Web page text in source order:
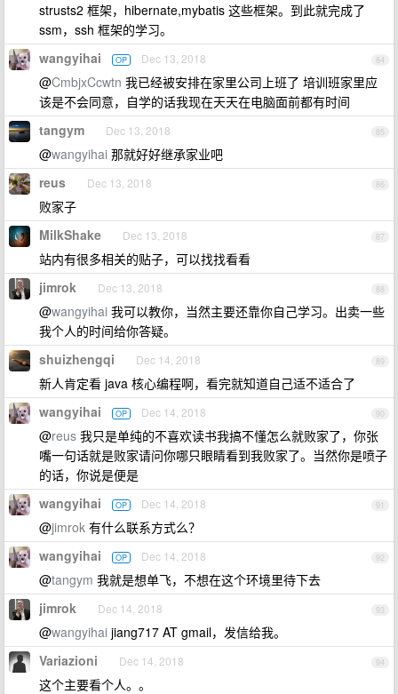
strusts2 框架，hibernate,mybatis 这些框架。到此就完成了
ssm，ssh 框架的学习。
84
wangyihai OP Dec 13, 2018
@CmbjxCcwtn 我已经被安排在家里公司上班了 培训班家里应
该是不会同意，自学的话我现在天天在电脑面前都有时间
85
tangym Dec 13, 2018
@wangyihai 那就好好继承家业吧
86
reus Dec 13, 2018
败家子
87
MilkShake Dec 13, 2018
站内有很多相关的贴子，可以找找看看
88
jimrok Dec 13, 2018
@wangyihai 我可以教你，当然主要还靠你自己学习。出卖一些
我个人的时间给你答疑。
89
shuizhengqi Dec 14, 2018
新人肯定看 java 核心编程啊，看完就知道自己适不适合了
90
wangyihai OP Dec 14, 2018
@reus 我只是单纯的不喜欢读书我搞不懂怎么就败家了，你张
嘴一句话就是败家请问你哪只眼睛看到我败家了。当然你是喷子
的话，你说是便是
91
wangyihai OP Dec 14, 2018
@jimrok 有什么联系方式么？
92
wangyihai OP Dec 14, 2018
@tangym 我就是想单飞，不想在这个环境里待下去
93
jimrok Dec 14, 2018
@wangyihai jiang717 AT gmail，发信给我。
94
Variazioni Dec 14, 2018
这个主要看个人。。